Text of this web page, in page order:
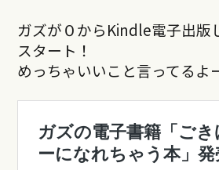
ガズが０からKindle電子出版
スタート！
めっちゃいいこと言ってるよ